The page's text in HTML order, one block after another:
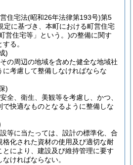
住宅法(昭和26年法律第193号)第5
定に基づき、本町における町営住宅
営住宅等」という。)の整備に関す
る。
)
の周辺の地域を含めた健全な地域社
考慮して整備しなければならな
)
全、衛生、美観等を考慮し、かつ、
で快適なものとなるように整備しな
等に当たっては、設計の標準化、合
格化された資材の使用及び適切な耐
とにより、建設及び維持管理に要す
ければならない。